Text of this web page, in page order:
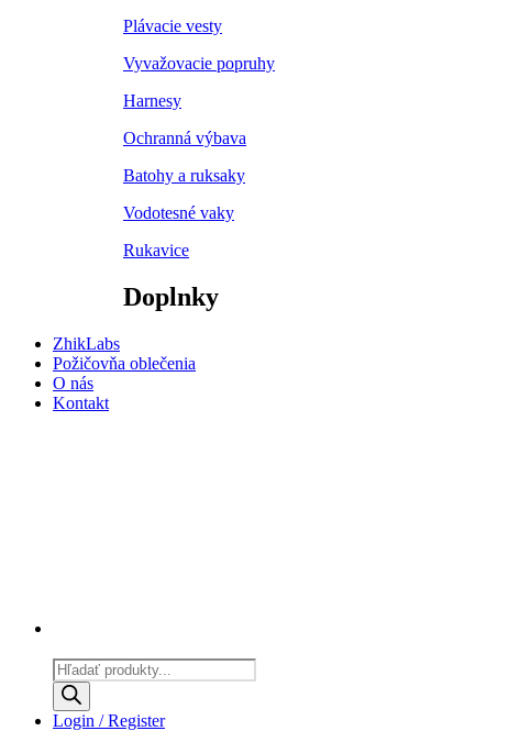
Plávacie vesty
Vyvažovacie popruhy
Harnesy
Ochranná výbava
Batohy a ruksaky
Vodotesné vaky
Rukavice
Doplnky
ZhikLabs
Požičovňa oblečenia
O nás
Kontakt
Products
search
Login / Register